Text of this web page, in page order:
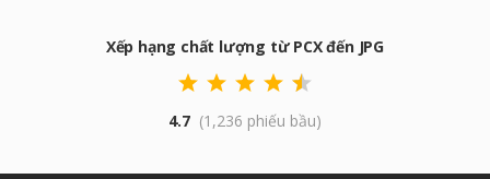
Xếp hạng chất lượng từ PCX đến JPG
4.7 (1,236 phiếu bầu)